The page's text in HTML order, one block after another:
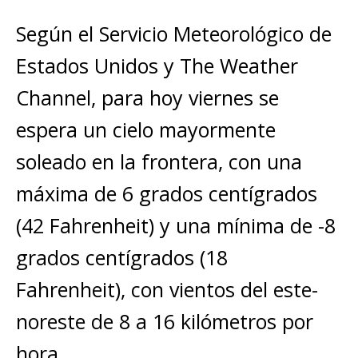
Según el Servicio Meteorológico de
Estados Unidos y The Weather
Channel, para hoy viernes se
espera un cielo mayormente
soleado en la frontera, con una
máxima de 6 grados centígrados
(42 Fahrenheit) y una mínima de -8
grados centígrados (18
Fahrenheit), con vientos del este-
noreste de 8 a 16 kilómetros por